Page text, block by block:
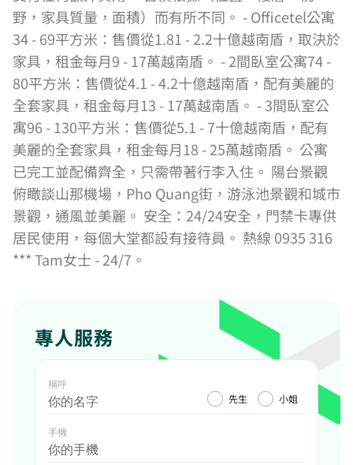
野，家具質量，面積）而有所不同。 - Officetel公寓
34 - 69平方米：售價從1.81 - 2.2十億越南盾，取決於
家具，租金每月9 - 17萬越南盾。 - 2間臥室公寓74 -
80平方米：售價從4.1 - 4.2十億越南盾，配有美麗的
全套家具，租金每月13 - 17萬越南盾。 - 3間臥室公
寓96 - 130平方米：售價從5.1 - 7十億越南盾，配有
美麗的全套家具，租金每月18 - 25萬越南盾。 公寓
已完工並配備齊全，只需帶著行李入住。 陽台景觀
俯瞰談山那機場，Pho Quang街，游泳池景觀和城市
景觀，通風並美麗。 安全：24/24安全，門禁卡專供
居民使用，每個大堂都設有接待員。 熱線 0935 316
*** Tam女士 - 24/7。
專人服務
稱呼
先生
小姐
手機